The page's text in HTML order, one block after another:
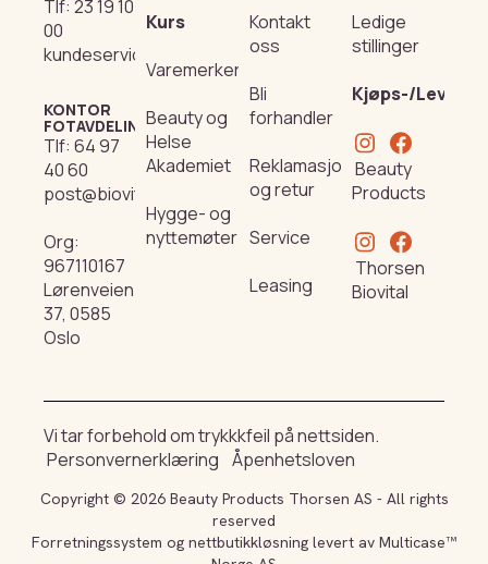
Tlf: 23 19 10
00
kundeservice@beautyproducts.no
KONTOR
FOTAVDELING
Tlf: 64 97
40 60
post@biovital.no
Org:
967110167
Lørenveien
37, 0585
Oslo
Kurs
Varemerker
Beauty og
Helse
Akademiet
Hygge- og
nyttemøter
Kontakt
oss
Bli
forhandler
Reklamasjon
og retur
Service
Leasing
Ledige
stillinger
Kjøps-/
Beauty
Products
Thorsen
Biovital
Vi tar forbehold om trykkkfeil på nettsiden.
Personvernerklæring Åpenhetsloven
Copyright © 2026 Beauty Products Thorsen AS - All rights
reserved
Forretningssystem og nettbutikkløsning levert av Multicase™